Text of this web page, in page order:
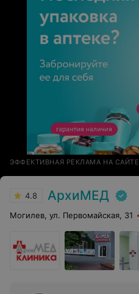
ЭФФЕКТИВНАЯ РЕКЛАМА НА САЙТЕ
4.8 АрхиМЕД
Могилев, ул. Первомайская, 31